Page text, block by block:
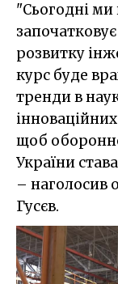
"Сьогодні ми
розвитку
курс буде
тренди в
інноваційних
щоб
України
– наголосив
Гусєв.